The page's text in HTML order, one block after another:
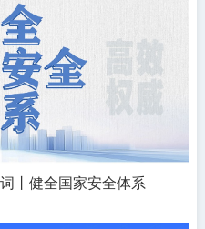
丨健全国家安全体系